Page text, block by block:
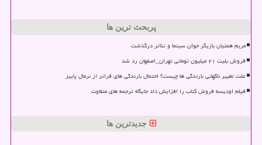
پربحث ترین ها
مریم همتیان بازیگر جوان سینما و تئاتر درگذشت
فروش بلیت ۲۱ میلیون تومانی تهران_اصفهان رد شد
علت تغییر ناگهانی بارندگی ها چیست؟ احتمال بارندگی های فراتر از نرمال پاییز
فیلم اودیسه فروش کتاب را افزایش داد جایگاه ترجمه های متفاوت
جدیدترین ها